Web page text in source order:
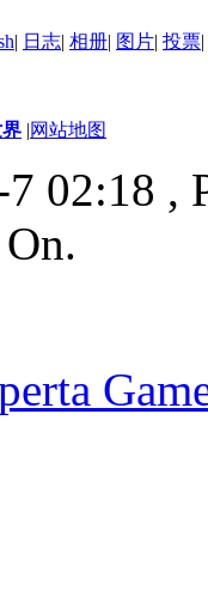
| 日志| 相册| 图片| 投票|
|网站地图
02:18 ,